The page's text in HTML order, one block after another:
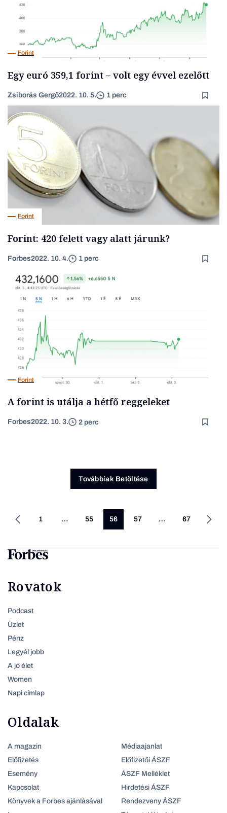
Forint
Egy euró 359,1 forint – volt egy évvel ezelőtt
Zsiborás Gergő2022. 10. 5. 1 perc
Forint
Forint: 420 felett vagy alatt járunk?
Forbes2022. 10. 4. 1 perc
Forint
A forint is utálja a hétfő reggeleket
Forbes2022. 10. 3. 2 perc
Továbbiak Betöltése
1 … 55 56 57 … 67
Rovatok
Podcast
Üzlet
Pénz
Legyél jobb
A jó élet
Women
Napi címlap
Oldalak
A magazin
Előfizetés
Esemény
Kapcsolat
Könyvek a Forbes ajánlásával
Médiaajanlat
Előfizetői ÁSZF
ÁSZF Melléklet
Hirdetési ÁSZF
Rendezveny ÁSZF